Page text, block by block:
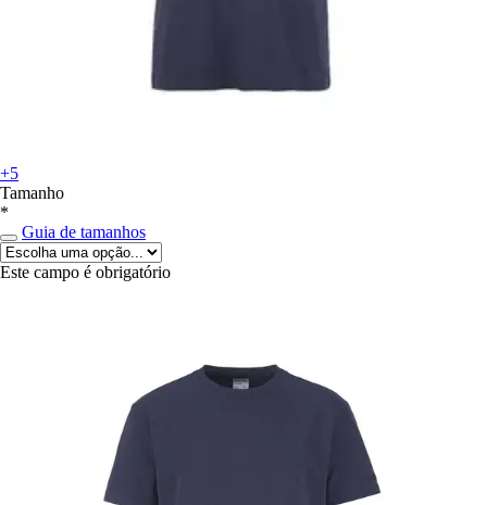
+5
Tamanho
*
Guia de tamanhos
Este campo é obrigatório